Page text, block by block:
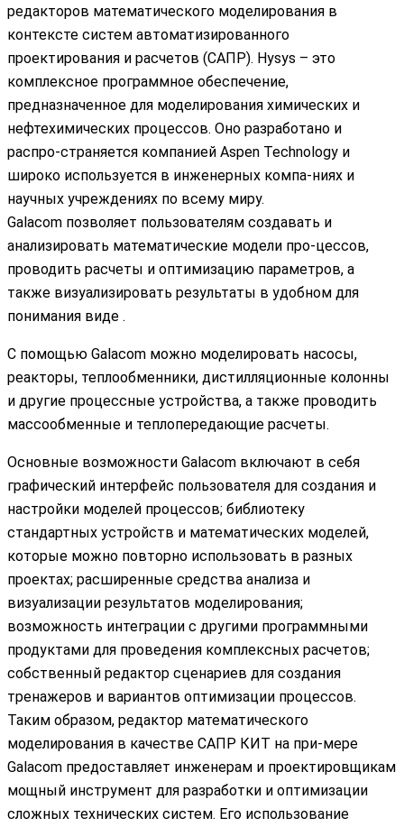
редакторов математического моделирования в
контексте систем автоматизированного
проектирования и расчетов (САПР). Hysys – это
комплексное программное обеспечение,
предназначенное для моделирования химических и
нефтехимических процессов. Оно разработано и
распро-страняется компанией Aspen Technology и
широко используется в инженерных компа-ниях и
научных учреждениях по всему миру.
Galacom позволяет пользователям создавать и
анализировать математические модели про-цессов,
проводить расчеты и оптимизацию параметров, а
также визуализировать результаты в удобном для
понимания виде .
С помощью Galacom можно моделировать насосы,
реакторы, теплообменники, дистилляционные колонны
и другие процессные устройства, а также проводить
массообменные и теплопередающие расчеты.
Основные возможности Galacom включают в себя
графический интерфейс пользователя для создания и
настройки моделей процессов; библиотеку
стандартных устройств и математических моделей,
которые можно повторно использовать в разных
проектах; расширенные средства анализа и
визуализации результатов моделирования;
возможность интеграции с другими программными
продуктами для проведения комплексных расчетов;
собственный редактор сценариев для создания
тренажеров и вариантов оптимизации процессов.
Таким образом, редактор математического
моделирования в качестве САПР КИТ на при-мере
Galacom предоставляет инженерам и проектировщикам
мощный инструмент для разработки и оптимизации
сложных технических систем. Его использование